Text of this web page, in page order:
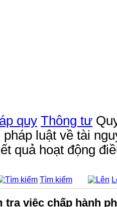
quy Thông tư
luật về tài
quả hoạt động
Tìm kiếm